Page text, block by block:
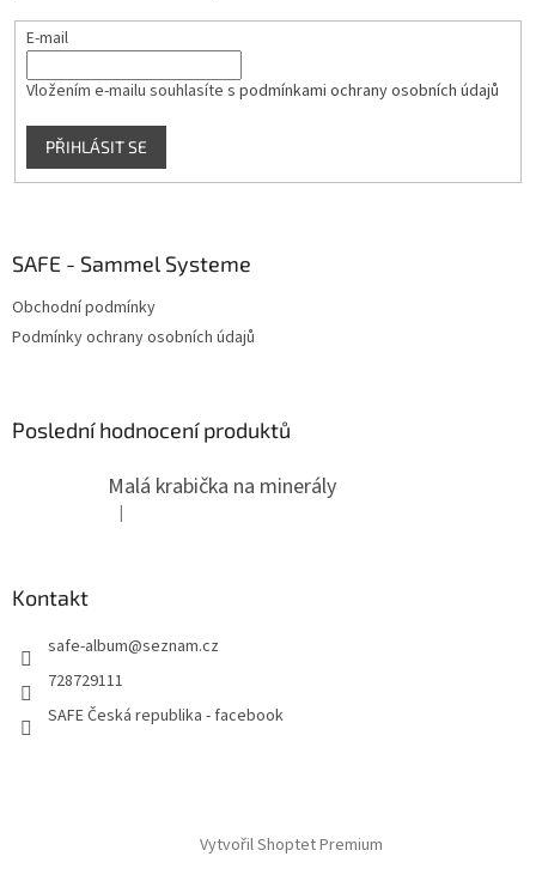
E-mail
Vložením e-mailu souhlasíte s podmínkami ochrany osobních údajů
PŘIHLÁSIT SE
SAFE - Sammel Systeme
Obchodní podmínky
Podmínky ochrany osobních údajů
Poslední hodnocení produktů
Malá krabička na minerály
Hodnocení produktu je 4 z 5 hvězdiček.
|
Kontakt
safe-album@seznam.cz
728729111
SAFE Česká republika - facebook
Vytvořil Shoptet Premium